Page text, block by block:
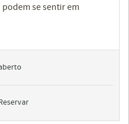
se sentir em